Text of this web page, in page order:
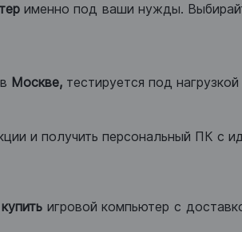
именно под ваши нужды.
Москве, тестируется под
и получить персональный ПК с
купитьигровой компьютер с